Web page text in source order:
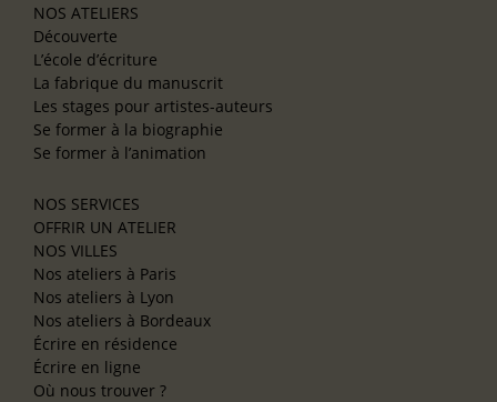
NOS ATELIERS
Découverte
L’école d’écriture
La fabrique du manuscrit
Les stages pour artistes-auteurs
Se former à la biographie
Se former à l’animation
NOS SERVICES
OFFRIR UN ATELIER
NOS VILLES
Nos ateliers à Paris
Nos ateliers à Lyon
Nos ateliers à Bordeaux
Écrire en résidence
Écrire en ligne
Où nous trouver ?